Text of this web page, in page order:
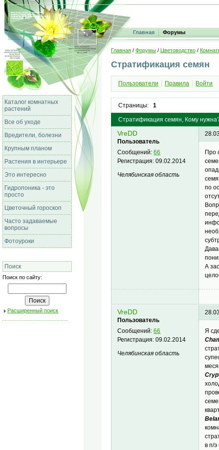
Главная Форумы
Каталог комнатных
растений
Все об уходе
Вредители, болезни
Крупным планом
Растения в интерьере
Это интересно
Гидропоника - это
просто
Цветочный гороскоп
Часто задаваемые
вопросы
Фотоуроки
Поиск
Поиск по сайту:
Расширенный поиск
Главная / Форумы / Цветоводство /
Стратификация семян
Пользователи Правила Войти
Страницы: 1
Стратификация семян, Кому
VreDD
Пользователь
Сообщений:66
Регистрация:09.02.2014
Челябинская область
Про
по
А
VreDD
Пользователь
Сообщений:66
Регистрация:09.02.2014
Челябинская область
Я
в п/